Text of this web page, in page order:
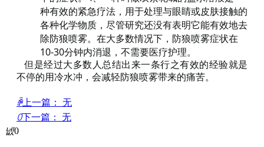
种有效的紧急疗法，用于处理与眼睛或皮肤接触的
各种化学物质，尽管研究还没有表明它能有效地去
除防狼喷雾。在大多数情况下， 防狼喷雾症状在
10-30分钟内消退，不需要医疗护理。
但是经过大多数人总结出来一条行之有效的经验就是
不停的用冷水冲，会减轻防狼喷雾带来的痛苦。
ꄴ上一篇：
无
ꄲ下一篇：
无
넶0